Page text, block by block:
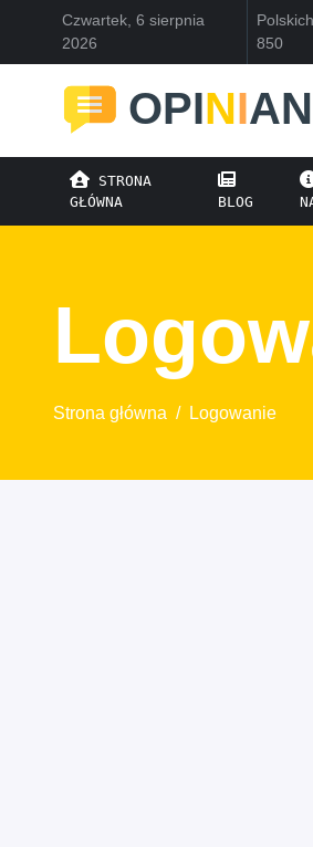
Czwartek, 6 sierpnia
2026
850
OPINI
STRONA
GŁÓWNA
BLOG
Strona główna / Logowanie